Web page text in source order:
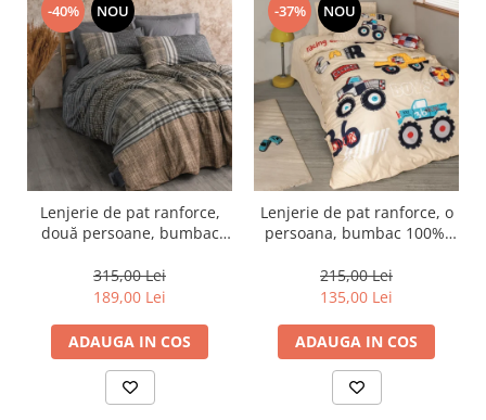
-40% NOU
Lenjerie de pat ranforce,
două persoane, bumbac
Anthracite
315,00 Lei
189,00 Lei
ADAUGA IN COS
-37% NOU
Lenjerie de pat ranforce, o
persoana, bumbac 100%,
215,00 Lei
135,00 Lei
ADAUGA IN COS